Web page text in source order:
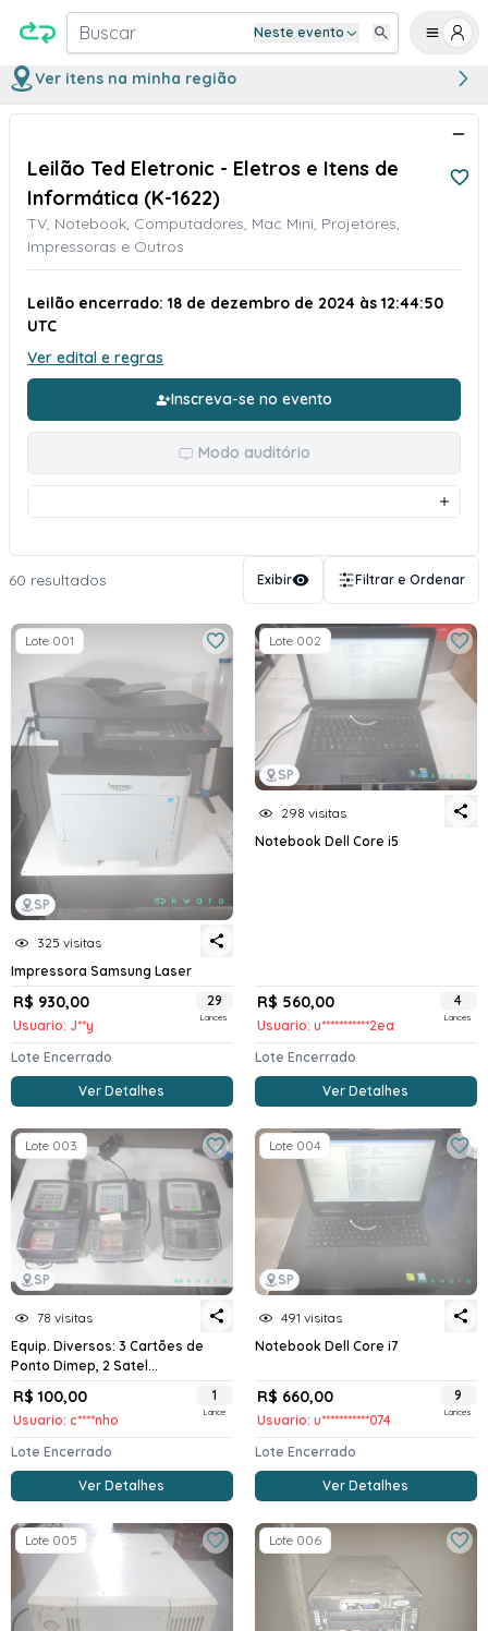
Buscar Neste evento
Ver itens na minha região
Leilão Ted Eletronic - Eletros e Itens de
Informática (K-1622)
TV, Notebook, Computadores, Mac Mini, Projetores,
Impressoras e Outros
Leilão encerrado: 18 de dezembro de 2024 às 12:44:50
UTC
Ver edital e regras
Inscreva-se no evento
Modo auditório
60 resultados Exibir Filtrar e Ordenar
SP
Lote 001
325 visitas
Impressora Samsung Laser
R$ 930,00
Usuario: J**y
29
Lances
Lote Encerrado
Ver Detalhes
SP
Lote 002
298 visitas
Notebook Dell Core i5
R$ 560,00
Usuario: u***********2ea
4
Lances
Lote Encerrado
Ver Detalhes
SP
Lote 003
78 visitas
Equip. Diversos: 3 Cartões de
Ponto Dimep, 2 Satel...
R$ 100,00
Usuario: c****nho
1
Lance
Lote Encerrado
Ver Detalhes
SP
Lote 004
491 visitas
Notebook Dell Core i7
R$ 660,00
Usuario: u***********074
9
Lances
Lote Encerrado
Ver Detalhes
Lote 005 Lote 006